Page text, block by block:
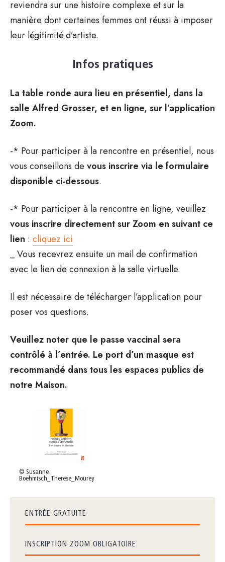
reviendra sur une histoire complexe et sur la
manière dont certaines femmes ont réussi à imposer
leur légitimité d’artiste.
Infos pratiques
La table ronde aura lieu en présentiel, dans la
salle Alfred Grosser, et en ligne, sur l’application
Zoom.
-* Pour participer à la rencontre en présentiel, nous
vous conseillons de vous inscrire via le formulaire
disponible ci-dessous.
-* Pour participer à la rencontre en ligne, veuillez
vous inscrire directement sur Zoom en suivant ce
lien : cliquez ici
_ Vous recevrez ensuite un mail de confirmation
avec le lien de connexion à la salle virtuelle.
Il est nécessaire de télécharger l’application pour
poser vos questions.
Veuillez noter que le passe vaccinal sera
contrôlé à l’entrée. Le port d’un masque est
recommandé dans tous les espaces publics de
notre Maison.
© Susanne
Boehmisch_Therese_Mourey
ENTRÉE GRATUITE
INSCRIPTION ZOOM OBLIGATOIRE